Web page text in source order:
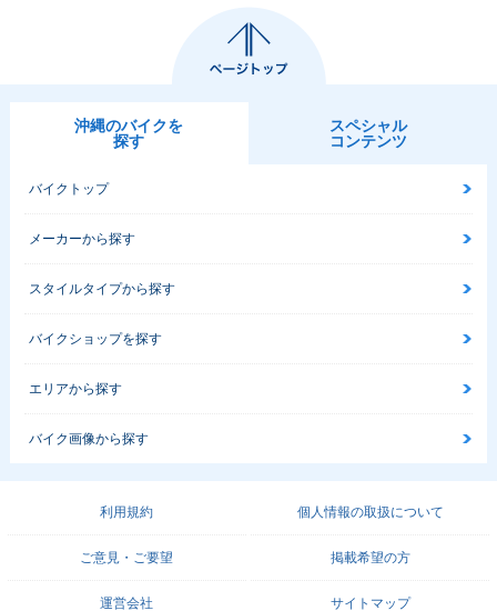
沖縄のバイクを
探す
スペシャル
コンテンツ
バイクトップ
メーカーから探す
スタイルタイプから探す
バイクショップを探す
エリアから探す
バイク画像から探す
利用規約 個人情報の取扱について
ご意見・ご要望 掲載希望の方
運営会社 サイトマップ